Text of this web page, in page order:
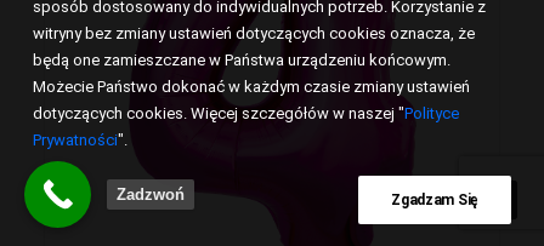
sposób dostosowany do indywidualnych potrzeb. Korzystanie z
witryny bez zmiany ustawień dotyczących cookies oznacza, że
będą one zamieszczane w Państwa urządzeniu końcowym.
Możecie Państwo dokonać w każdym czasie zmiany ustawień
dotyczących cookies. Więcej szczegółów w naszej "Polityce
Prywatności".
Zgadzam Się
Zadzwoń